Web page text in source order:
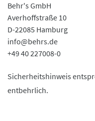
Behr's GmbH
Averhoffstraße 10
D-22085 Hamburg
info@behrs.de
+49 40 227008-0
Sicherheitshinweis
entbehrlich.